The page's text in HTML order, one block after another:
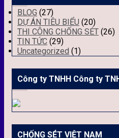
BLOG (27)
DỰ ÁN TIÊU BIỂU (20)
THI CÔNG CHỐNG SÉT (26)
TIN TỨC (29)
Uncategorized (1)
Công ty TNHH Công ty
CHỐNG SÉT VIỆT NAM